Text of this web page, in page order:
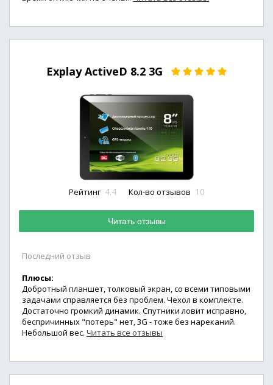
Explay ActiveD 8.2 3G
Рейтинг 4.4 Кол-во отзывов 10
Читать отзывы
Последний отзыв
Плюсы:
Добротный планшет, толковый экран, со всеми типовыми
задачами справляется без проблем. Чехол в комплекте.
Достаточно громкий динамик. Спутники ловит исправно,
беспричинных "потерь" нет, 3G - тоже без нареканий.
Небольшой вес. Читать все отзывы